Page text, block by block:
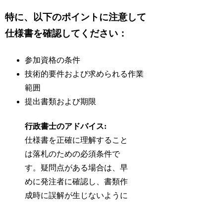
特に、以下のポイントに注意して
仕様書を確認してください：
参加資格の条件
技術的要件および求められる作業
範囲
提出書類および期限
行政書士のアドバイス:
仕様書を正確に理解すること
は落札のための必須条件で
す。疑問点がある場合は、早
めに発注者に確認し、書類作
成時に誤解が生じないように